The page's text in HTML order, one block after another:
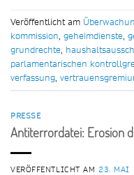
Veröffentlicht am
kommission, geheimdienste,
grundrechte,
parlamentarischen
verfassung,
PRESSE
Antiterrordatei: Erosion
VERÖFFENTLICHT AM 23. MAI